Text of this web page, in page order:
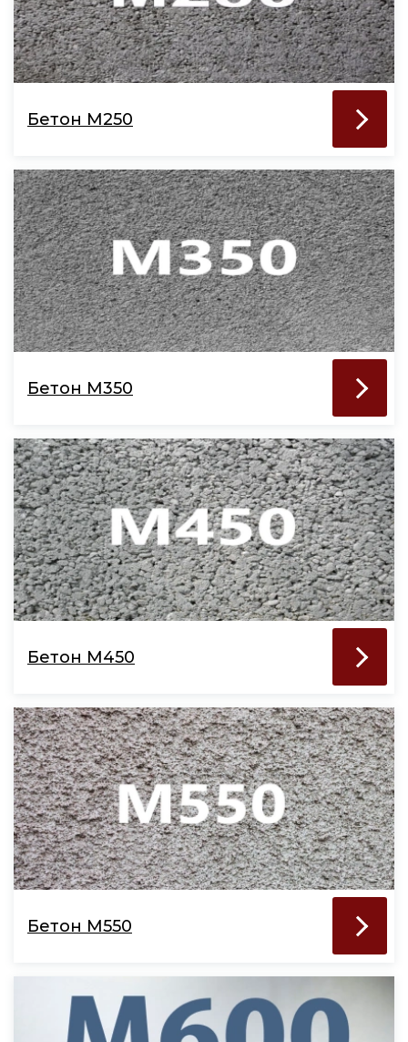
Бетон М250
Бетон М350
Бетон М450
Бетон М550